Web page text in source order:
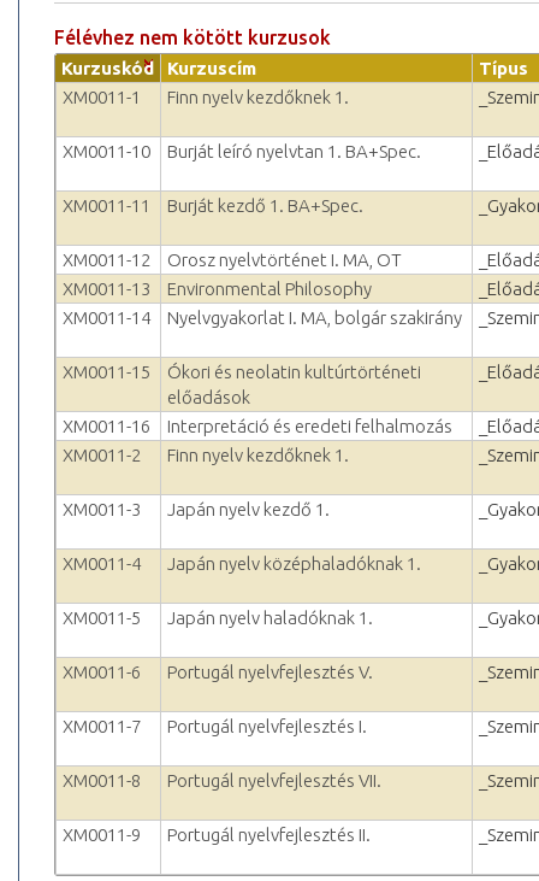
Félévhez nem kötött kurzusok
Kurzuskód Kurzuscím
Típus
XM0011-1
Finn nyelv kezdőknek 1.
XM0011-10 Burját leíró nyelvtan 1. BA+Spec.
XM0011-11 Burját kezdő 1. BA+Spec.
XM0011-12 Orosz nyelvtörténet I. MA, OT
XM0011-13
Environmental Philosophy
XM0011-14
Nyelvgyakorlat I. MA, bolgár szakirány
XM0011-15
Ókori és neolatin kultúrtörténeti
előadások
XM0011-16 Interpretáció és eredeti felhalmozás
XM0011-2
Finn nyelv kezdőknek 1.
XM0011-3 Japán nyelv kezdő 1.
XM0011-4 Japán nyelv középhaladóknak 1.
XM0011-5 Japán nyelv haladóknak 1.
XM0011-6 Portugál nyelvfejlesztés V.
XM0011-7 Portugál nyelvfejlesztés I.
XM0011-8 Portugál nyelvfejlesztés VII.
XM0011-9 Portugál nyelvfejlesztés II.